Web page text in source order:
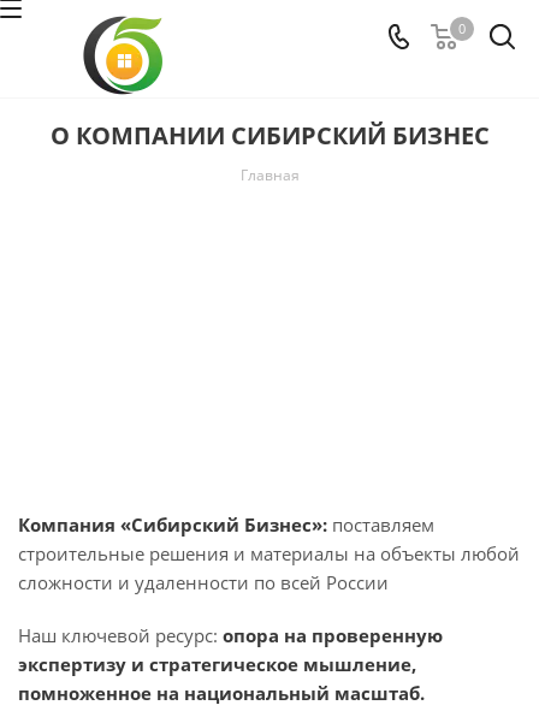
0
О КОМПАНИИ СИБИРСКИЙ БИЗНЕС
Главная
Компания «Сибирский Бизнес»: поставляем
строительные решения и материалы на объекты любой
сложности и удаленности по всей России
Наш ключевой ресурс: опора на проверенную
экспертизу и стратегическое мышление,
помноженное на национальный масштаб.